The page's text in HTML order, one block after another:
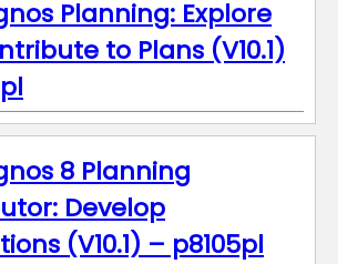
Planning: Explore
to Plans (V10.1)
8 Planning
Develop
(V10.1) – p8105pl